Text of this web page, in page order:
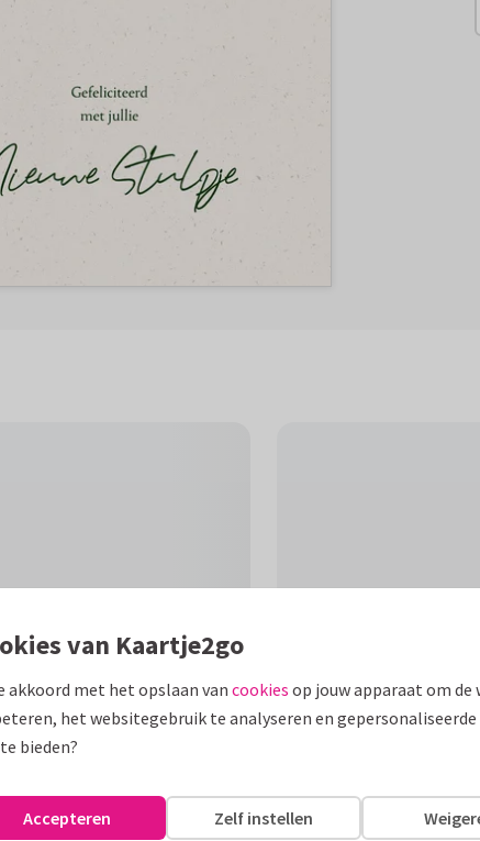
met een lijntekening
Hoera een nieuw stulpje.
van Kaartje2go
akkoord met het opslaan van cookies op jouw apparaat om de
het websitegebruik te analyseren en gepersonaliseerde
bieden?
Zelf instellen
Accepteren